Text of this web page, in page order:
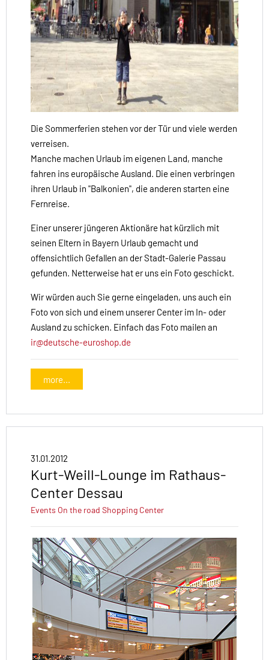
Die Sommerferien stehen vor der Tür und viele werden
verreisen.
Manche machen Urlaub im eigenen Land, manche
fahren ins europäische Ausland. Die einen verbringen
ihren Urlaub in "Balkonien", die anderen starten eine
Fernreise.
Einer unserer jüngeren Aktionäre hat kürzlich mit
seinen Eltern in Bayern Urlaub gemacht und
offensichtlich Gefallen an der Stadt-Galerie Passau
gefunden. Netterweise hat er uns ein Foto geschickt.
Wir würden auch Sie gerne eingeladen, uns auch ein
Foto von sich und einem unserer Center im In- oder
Ausland zu schicken. Einfach das Foto mailen an
ir@deutsche-euroshop.de
more...
31.01.2012
Kurt-Weill-Lounge im Rathaus-
Center Dessau
Events On the road Shopping Center